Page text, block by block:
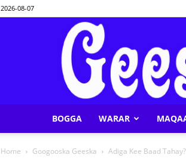
2026-08-07
BOGGA WARAR
Home Googooska Geeska Adiga Kee Baad